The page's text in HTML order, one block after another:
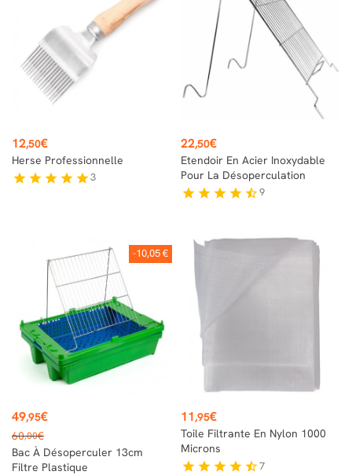
Prix
12,50€
Herse Professionnelle
star star star star star3
Prix
22,50€
Etendoir En Acier Inoxydable
Pour La Désoperculation
star star star star star_half9
-10,05 €
Prix
49,95€
Prix
de
base
60,00€
Bac À Désoperculer 13cm
Filtre Plastique
Prix
11,95€
Toile Filtrante En Nylon 1000
Microns
star star star star star_half7